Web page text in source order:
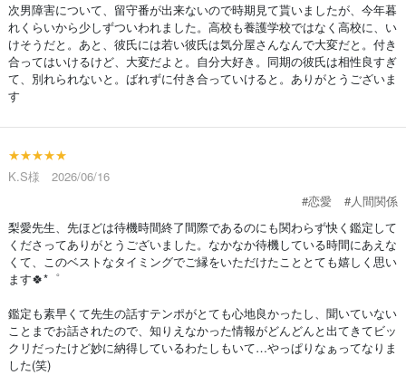
次男障害について、留守番が出来ないので時期見て貰いましたが、今年暮
れくらいから少しずついわれました。高校も養護学校ではなく高校に、い
けそうだと。あと、彼氏には若い彼氏は気分屋さんなんで大変だと。付き
合ってはいけるけど、大変だよと。自分大好き。同期の彼氏は相性良すぎ
て、別れられないと。ばれずに付き合っていけると。ありがとうございま
す
★★★★★
K.S様 2026/06/16
#恋愛
#人間関係
梨愛先生、先ほどは待機時間終了間際であるのにも関わらず快く鑑定して
くださってありがとうございました。なかなか待機している時間にあえな
くて、このベストなタイミングでご縁をいただけたこととても嬉しく思い
ます🍀*゜
鑑定も素早くて先生の話すテンポがとても心地良かったし、聞いていない
ことまでお話されたので、知りえなかった情報がどんどんと出てきてビッ
クリだったけど妙に納得しているわたしもいて…やっぱりなぁってなりま
した(笑)